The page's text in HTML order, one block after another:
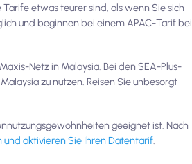
etwas teurer sind, als wenn Sie sich
und beginnen bei einem APAC-Tarif bei
Netz in Malaysia. Bei den SEA-Plus-
zu nutzen. Reisen Sie unbesorgt
geeignet ist. Nach
und aktivieren Sie Ihren Datentarif.